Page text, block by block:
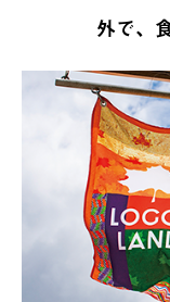
外で、